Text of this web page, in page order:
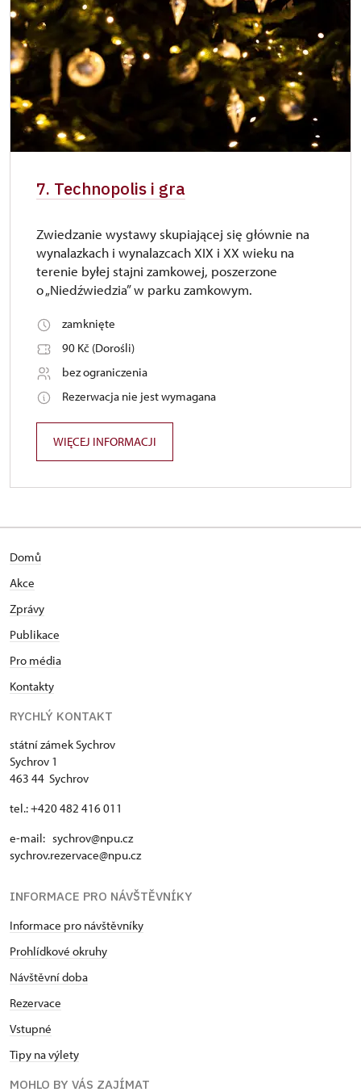
7. Technopolis i gra
Zwiedzanie wystawy skupiającej się głównie na
wynalazkach i wynalazcach XIX i XX wieku na
terenie byłej stajni zamkowej, poszerzone
o „Niedźwiedzia” w parku zamkowym.
zamknięte
90 Kč (Dorośli)
bez ograniczenia
Rezerwacja nie jest wymagana
WIĘCEJ INFORMACJI
Domů
Akce
Zprávy
Publikace
Pro média
Kontakty
RYCHLÝ KONTAKT
státní zámek Sychrov
Sychrov 1
463 44 Sychrov
tel.: +420 482 416 011
e-mail: sychrov@npu.cz
sychrov.rezervace@npu.cz
INFORMACE PRO NÁVŠTĚVNÍKY
Informace pro návštěvníky
Prohlídkové okruhy
Návštěvní doba
Rezervace
Vstupné
Tipy na výlety
MOHLO BY VÁS ZAJÍMAT